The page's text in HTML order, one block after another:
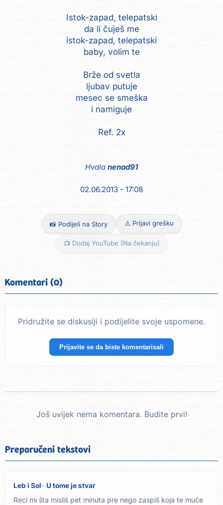
Istok-zapad, telepatski
da li čuješ me
istok-zapad, telepatski
baby, volim te
Brže od svetla
ljubav putuje
mesec se smeška
i namiguje
Ref. 2x
Hvala nenad91
02.06.2013 - 17:08
📸 Podijeli na Story ⚠️ Prijavi grešku
📺 Dodaj YouTube (Na čekanju)
Komentari (0)
Pridružite se diskusiji i podijelite svoje uspomene.
Prijavite se da biste komentarisali
Još uvijek nema komentara. Budite prvi!
Preporučeni tekstovi
Leb i Sol U tome je stvar
Reci mi šta misliš pet minuta pre nego zaspiš koja te muče